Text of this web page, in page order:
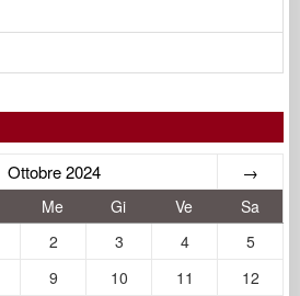
Ottobre 2024 →
Me Gi Ve
Sa
2 3 4
5
9 10 11 12